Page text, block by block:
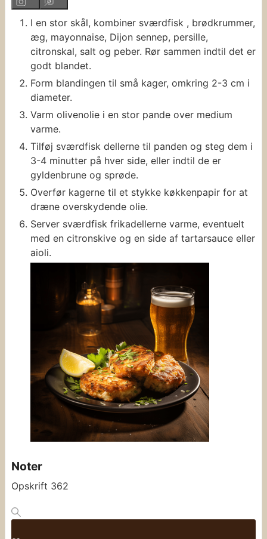
I en stor skål, kombiner sværdfisk , brødkrummer,
æg, mayonnaise, Dijon sennep, persille,
citronskal, salt og peber. Rør sammen indtil det er
godt blandet.
Form blandingen til små kager, omkring 2-3 cm i
diameter.
Varm olivenolie i en stor pande over medium
varme.
Tilføj sværdfisk dellerne til panden og steg dem i
3-4 minutter på hver side, eller indtil de er
gyldenbrune og sprøde.
Overfør kagerne til et stykke køkkenpapir for at
dræne overskydende olie.
Server sværdfisk frikadellerne varme, eventuelt
med en citronskive og en side af tartarsauce eller
aioli.
Noter
Opskrift 362